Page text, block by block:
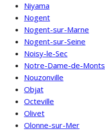
Niyama
Nogent
Nogent-sur-Marne
Nogent-sur-Seine
Noisy-le-Sec
Notre-Dame-de-Monts
Nouzonville
Objat
Octeville
Olivet
Olonne-sur-Mer